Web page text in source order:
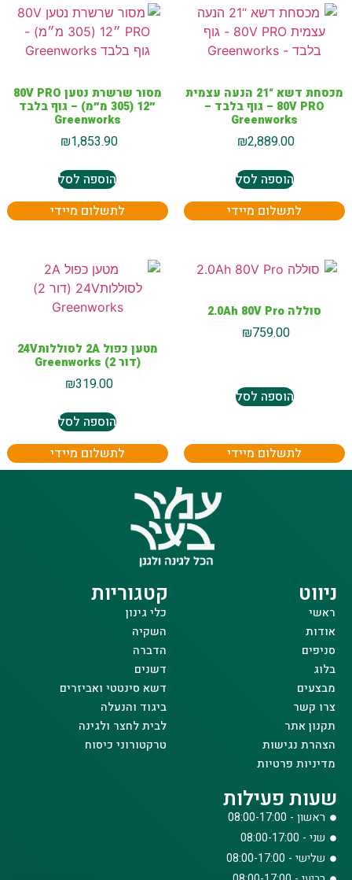
מכסחת דשא “21 הנעה עצמית
80V PRO – גוף בלבד –
Greenworks
₪2,889.00
הוספה לסל
לתשלום מיידי
מסור שרשרת נטען 80V PRO
״12 (305 מ״מ) – גוף בלבד
Greenworks
₪1,853.90
הוספה לסל
לתשלום מיידי
סוללה 2.0Ah 80V Pro
₪759.00
הוספה לסל
לתשלום מיידי
מטען כפול 2A לסוללות24V
(דור 2) Greenworks
₪319.00
הוספה לסל
לתשלום מיידי
ניווט
ראשי
אודות
סניפים
בלוג
מבצעים
צרו קשר
תקנון אתר
הצהרת נגישות
מדיניות פרטיות
קטגוריות
כלי גינון
השקיה
הדברה
דשנים
דשא סינטטי ואביזרים
ביגוד והנעלה
לבית לחצר ולגינה
טרקטורוני כיסוח
שעות פעילות
ראשון - 08:00-17:00
שני - 08:00-17:00
שלישי - 08:00-17:00